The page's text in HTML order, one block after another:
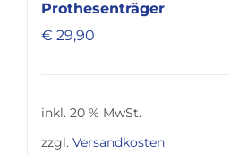
Prothesenträger
€ 29,90
inkl. 20 % MwSt.
zzgl. Versandkosten